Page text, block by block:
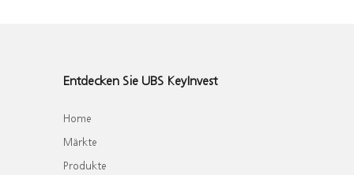
Entdecken Sie UBS KeyInvest
Home
Märkte
Produkte